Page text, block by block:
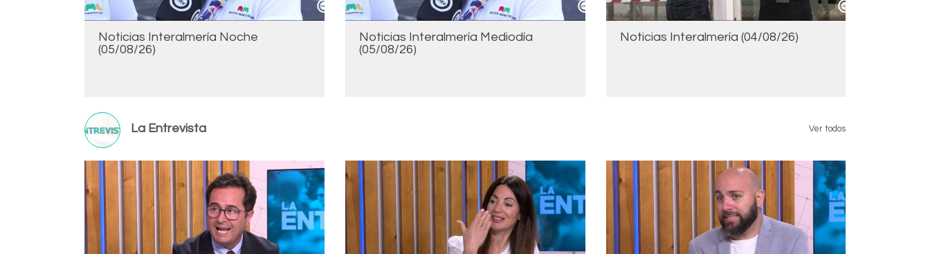
Noticias Interalmería Noche
(05/08/26)
Noticias Interalmería Mediodía
(05/08/26)
Noticias Interalmería (04/08/26)
Ver todos
La Entrevista